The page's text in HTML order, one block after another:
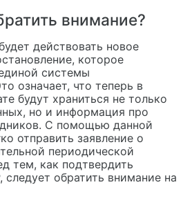
внимание?
действовать новое
которое
системы
означает, что теперь в
будут храниться не только
но и информация про
С помощью данной
отправить заявление о
периодической
тем, как подтвердить
обратить внимание на